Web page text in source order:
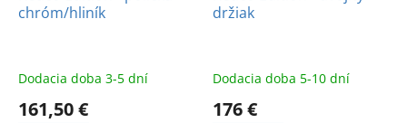
chróm/hliník
Dodacia doba 3-5 dní
161,50 €
držiak
Dodacia doba 5-10 dní
176 €